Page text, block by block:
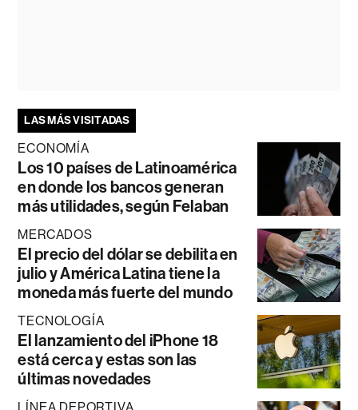
LAS MÁS VISITADAS
ECONOMÍA
Los 10 países de Latinoamérica
en donde los bancos generan
más utilidades, según Felaban
MERCADOS
El precio del dólar se debilita en
julio y América Latina tiene la
moneda más fuerte del mundo
TECNOLOGÍA
El lanzamiento del iPhone 18
está cerca y estas son las
últimas novedades
LÍNEA DEPORTIVA